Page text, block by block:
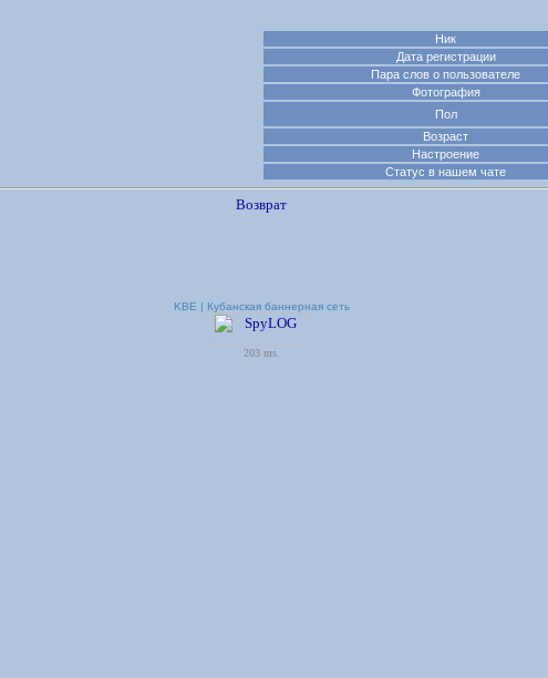
Ник
Дата регистрации
Пара слов о пользователе
Фотография
Пол
Возраст
Настроение
Статус в нашем чате
Возврат
KBE | Кубанская баннерная сеть
203 ms.